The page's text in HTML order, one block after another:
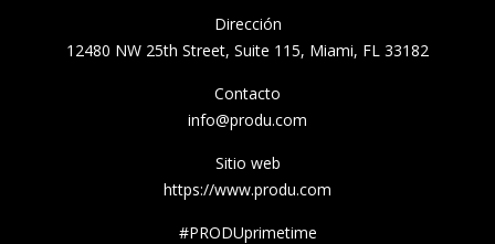
Dirección
12480 NW 25th Street, Suite 115, Miami, FL 33182
Contacto
info@produ.com
Sitio web
https://www.produ.com
#PRODUprimetime